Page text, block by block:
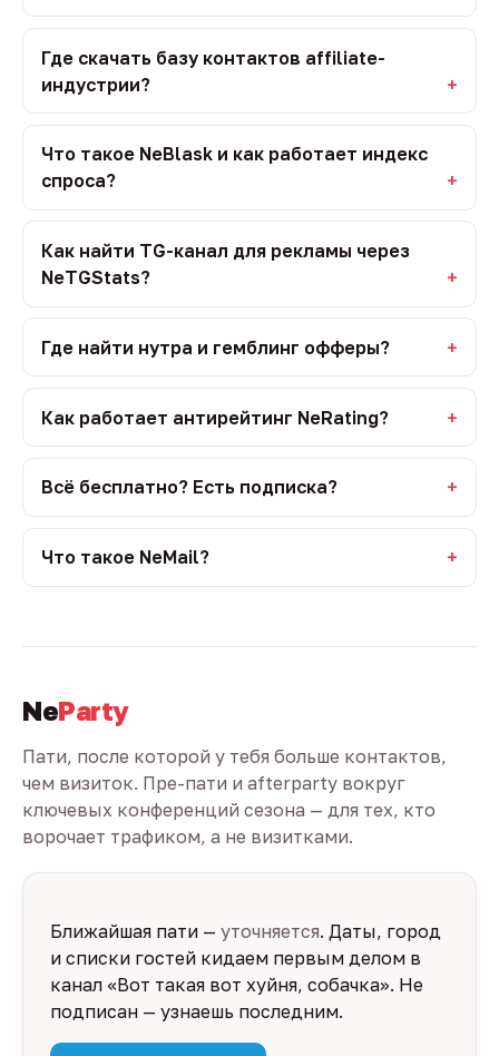
Где скачать базу контактов affiliate-
индустрии?
Что такое NeBlask и как работает индекс
спроса?
Как найти TG-канал для рекламы через
NeTGStats?
Где найти нутра и гемблинг офферы?
Как работает антирейтинг NeRating?
Всё бесплатно? Есть подписка?
Что такое NeMail?
NeParty
Пати, после которой у тебя больше контактов,
чем визиток. Пре-пати и afterparty вокруг
ключевых конференций сезона — для тех, кто
ворочает трафиком, а не визитками.
Ближайшая пати — уточняется. Даты, город
и списки гостей кидаем первым делом в
канал «Вот такая вот хуйня, собачка». Не
подписан — узнаешь последним.